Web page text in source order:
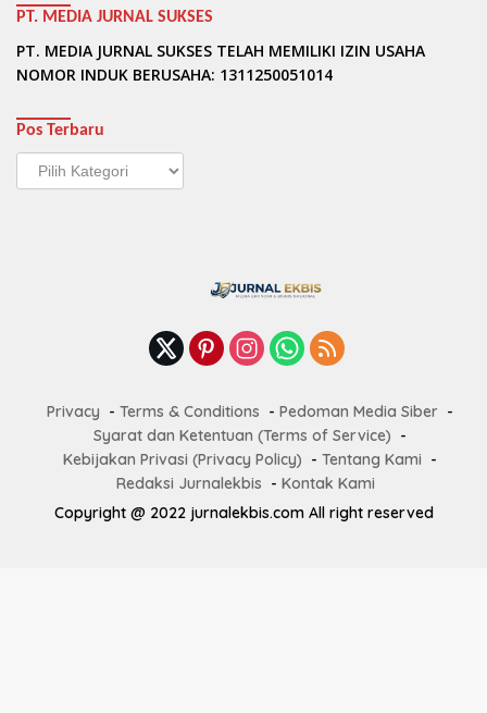
PT. MEDIA JURNAL SUKSES
PT. MEDIA JURNAL SUKSES TELAH MEMILIKI IZIN USAHA
NOMOR INDUK BERUSAHA: 1311250051014
Pos Terbaru
Pos
Terbaru
Privacy Terms & Conditions
Pedoman Media Siber
Syarat dan Ketentuan (Terms of Service)
Kebijakan Privasi (Privacy Policy)
Tentang Kami
Redaksi Jurnalekbis
Kontak Kami
Copyright @ 2022 jurnalekbis.com All right reserved